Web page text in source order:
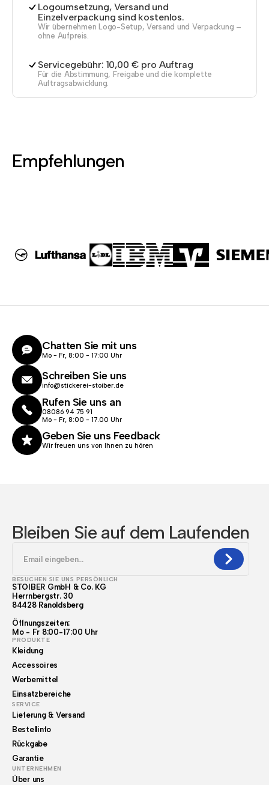
Logoumsetzung, Versand und
Einzelverpackung sind kostenlos.
Wir übernehmen Logo-Setup, Versand und Verpackung –
ohne Aufpreis.
Servicegebühr: 10,00 € pro Auftrag
Für die Abstimmung, Freigabe und die komplette
Auftragsabwicklung.
Empfehlungen
Chatten Sie mit uns
Mo - Fr, 8:00 - 17:00 Uhr
Schreiben Sie uns
info@stickerei-stoiber.de
Rufen Sie uns an
08086 94 75 91
Mo - Fr, 8:00 - 17.00 Uhr
Geben Sie uns Feedback
Wir freuen uns von Ihnen zu hören
Bleiben Sie auf dem Laufenden
BESUCHEN SIE UNS PERSÖNLICH
STOIBER GmbH & Co. KG
Herrnbergstr. 30
84428 Ranoldsberg
Öffnungszeiten:
Mo - Fr 8:00-17:00 Uhr
PRODUKTE
Kleidung
Accessoires
Werbemittel
Einsatzbereiche
SERVICE
Lieferung & Versand
Bestellinfo
Rückgabe
Garantie
UNTERNEHMEN
Über uns